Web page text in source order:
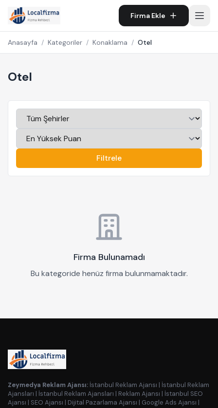
Firma Ekle
Anasayfa / Kategoriler / Konaklama / Otel
Otel
Filtrele
Firma Bulunamadı
Bu kategoride henüz firma bulunmamaktadır.
Zeymedya Reklam Ajansı: İstanbul Reklam Ajansı | İstanbul Reklam
Ajansları | İstanbul Reklam Ajansları | Reklam Ajansı | İstanbul SEO
Ajansı | SEO Ajansı | Dijital Pazarlama Ajansı | Google Ads Ajansı |